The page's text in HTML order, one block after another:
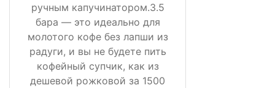
ручным капучинатором.3.5
бара — это идеально для
молотого кофе без лапши из
радуги, и вы не будете пить
кофейный супчик, как из
дешевой рожковой за 1500